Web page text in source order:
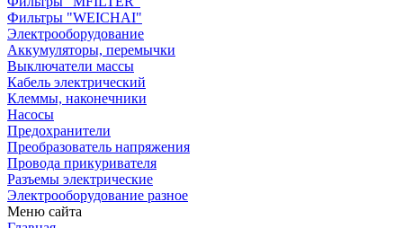
Фильтры "WEICHAI"
Электрооборудование
Аккумуляторы, перемычки
Выключатели массы
Кабель электрический
Клеммы, наконечники
Насосы
Предохранители
Преобразователь напряжения
Провода прикуривателя
Разъемы электрические
Электрооборудование разное
Меню сайта